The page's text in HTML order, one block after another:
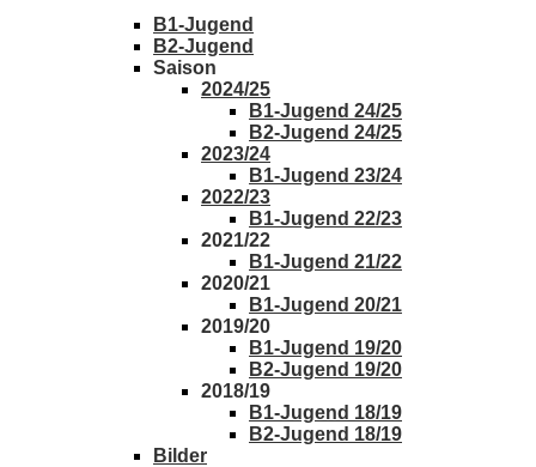
B1-Jugend
B2-Jugend
Saison
2024/25
B1-Jugend 24/25
B2-Jugend 24/25
2023/24
B1-Jugend 23/24
2022/23
B1-Jugend 22/23
2021/22
B1-Jugend 21/22
2020/21
B1-Jugend 20/21
2019/20
B1-Jugend 19/20
B2-Jugend 19/20
2018/19
B1-Jugend 18/19
B2-Jugend 18/19
Bilder